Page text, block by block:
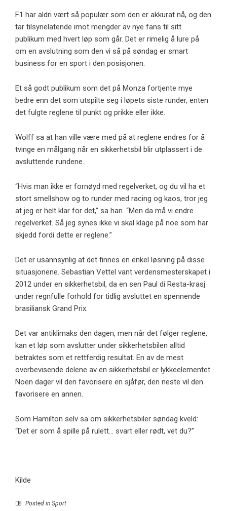
F1 har aldri vært så populær som den er akkurat nå, og den
tar tilsynelatende imot mengder av nye fans til sitt
publikum med hvert løp som går. Det er rimelig å lure på
om en avslutning som den vi så på søndag er smart
business for en sport i den posisjonen.
Et så godt publikum som det på Monza fortjente mye
bedre enn det som utspilte seg i løpets siste runder, enten
det fulgte reglene til punkt og prikke eller ikke.
Wolff sa at han ville være med på at reglene endres for å
tvinge en målgang når en sikkerhetsbil blir utplassert i de
avsluttende rundene.
“Hvis man ikke er fornøyd med regelverket, og du vil ha et
stort smellshow og to runder med racing og kaos, tror jeg
at jeg er helt klar for det,” sa han. “Men da må vi endre
regelverket. Så jeg synes ikke vi skal klage på noe som har
skjedd fordi dette er reglene.”
Det er usannsynlig at det finnes en enkel løsning på disse
situasjonene. Sebastian Vettel vant verdensmesterskapet i
2012 under en sikkerhetsbil, da en sen Paul di Resta-krasj
under regnfulle forhold for tidlig avsluttet en spennende
brasiliansk Grand Prix.
Det var antiklimaks den dagen, men når det følger reglene,
kan et løp som avslutter under sikkerhetsbilen alltid
betraktes som et rettferdig resultat. En av de mest
overbevisende delene av en sikkerhetsbil er lykkeelementet.
Noen dager vil den favorisere en sjåfør, den neste vil den
favorisere en annen.
Som Hamilton selv sa om sikkerhetsbiler søndag kveld:
“Det er som å spille på rulett… svart eller rødt, vet du?”
Kilde
Posted in Sport